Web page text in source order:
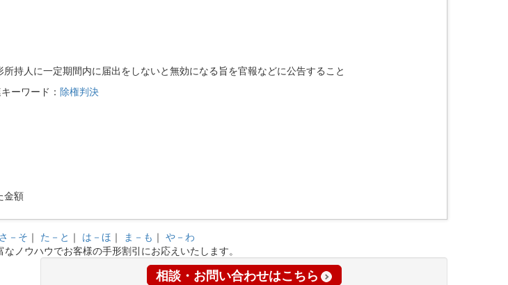
持人に一定期間内に届出をしないと無効になる旨を官報などに公告すること
ーワード： 除権判決
金額
さ－そ ｜ た－と ｜ は－ほ ｜ ま－も ｜ や－わ
ノウハウでお客様の手形割引にお応えいたします。
相談・お問い合わせはこちら